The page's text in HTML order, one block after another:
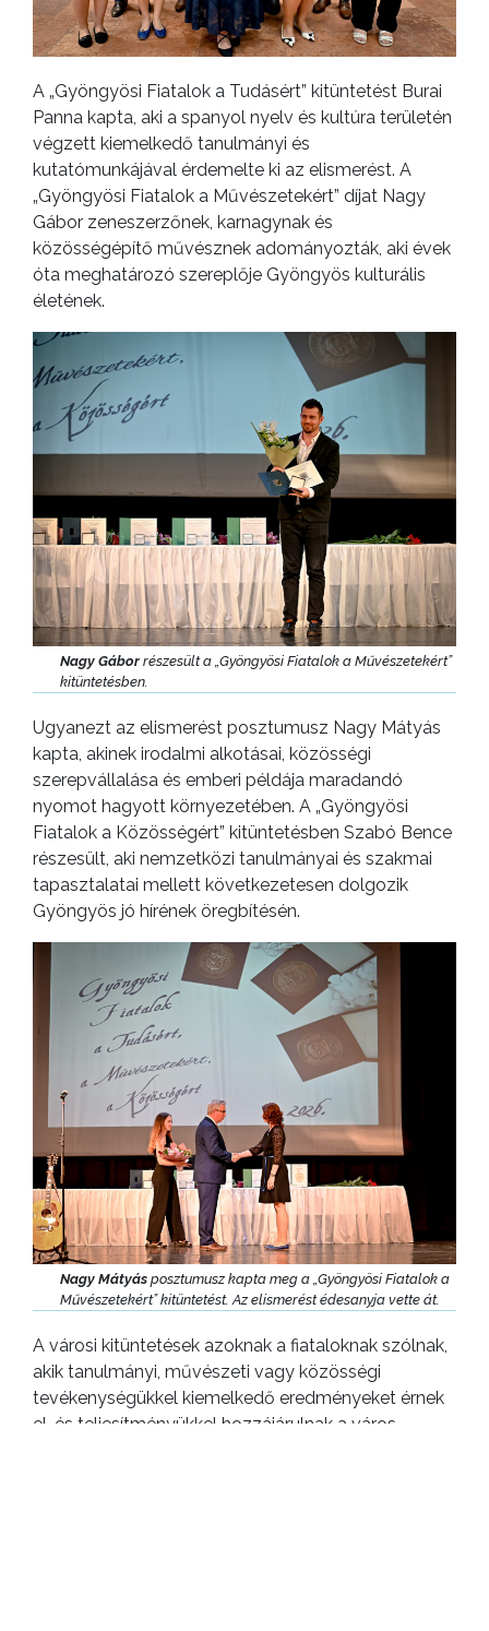
A „Gyöngyösi Fiatalok a Tudásért” kitüntetést Burai
Panna kapta, aki a spanyol nyelv és kultúra területén
végzett kiemelkedő tanulmányi és
kutatómunkájával érdemelte ki az elismerést. A
„Gyöngyösi Fiatalok a Művészetekért” díjat Nagy
Gábor zeneszerzőnek, karnagynak és
közösségépítő művésznek adományozták, aki évek
óta meghatározó szereplője Gyöngyös kulturális
életének.
Nagy Gáborrészesült a „Gyöngyösi Fiatalok a Művészetekért”
kitüntetésben.
Ugyanezt az elismerést posztumusz Nagy Mátyás
kapta, akinek irodalmi alkotásai, közösségi
szerepvállalása és emberi példája maradandó
nyomot hagyott környezetében. A „Gyöngyösi
Fiatalok a Közösségért” kitüntetésben Szabó Bence
részesült, aki nemzetközi tanulmányai és szakmai
tapasztalatai mellett következetesen dolgozik
Gyöngyös jó hírének öregbítésén.
Nagy Mátyás posztumusz kapta meg a „Gyöngyösi Fiatalok a
Művészetekért” kitüntetést. Az elismerést édesanyja vette át.
A városi kitüntetések azoknak a fiataloknak szólnak,
akik tanulmányi, művészeti vagy közösségi
tevékenységükkel kiemelkedő eredményeket érnek
el, és teljesítményükkel hozzájárulnak a város